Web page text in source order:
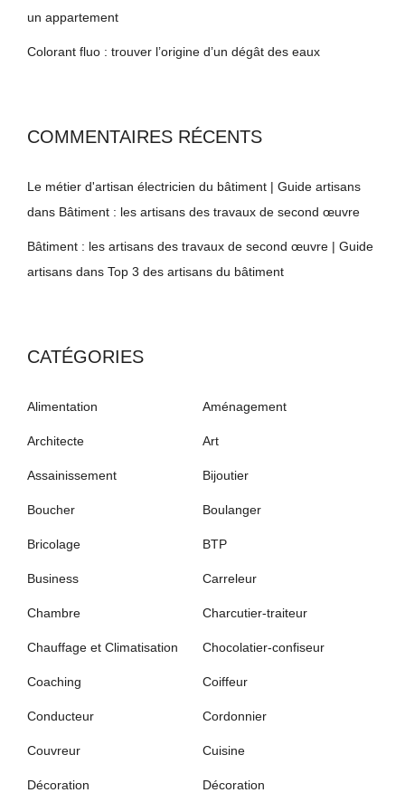
un appartement
Colorant fluo : trouver l’origine d’un dégât des eaux
COMMENTAIRES RÉCENTS
Le métier d'artisan électricien du bâtiment | Guide artisans
dans Bâtiment : les artisans des travaux de second œuvre
Bâtiment : les artisans des travaux de second œuvre | Guide
artisans dans Top 3 des artisans du bâtiment
CATÉGORIES
Alimentation Aménagement
Architecte Art
Assainissement Bijoutier
Boucher Boulanger
Bricolage BTP
Business Carreleur
Chambre Charcutier-traiteur
Chauffage et Climatisation Chocolatier-confiseur
Coaching Coiffeur
Conducteur Cordonnier
Couvreur Cuisine
Décoration Décoration